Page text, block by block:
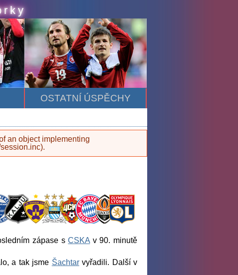
OSTATNÍ ÚSPĚCHY
an object implementing
).
zápase sCSKA v 90. minutě
a tak jsme Šachtarvyřadili. Další v